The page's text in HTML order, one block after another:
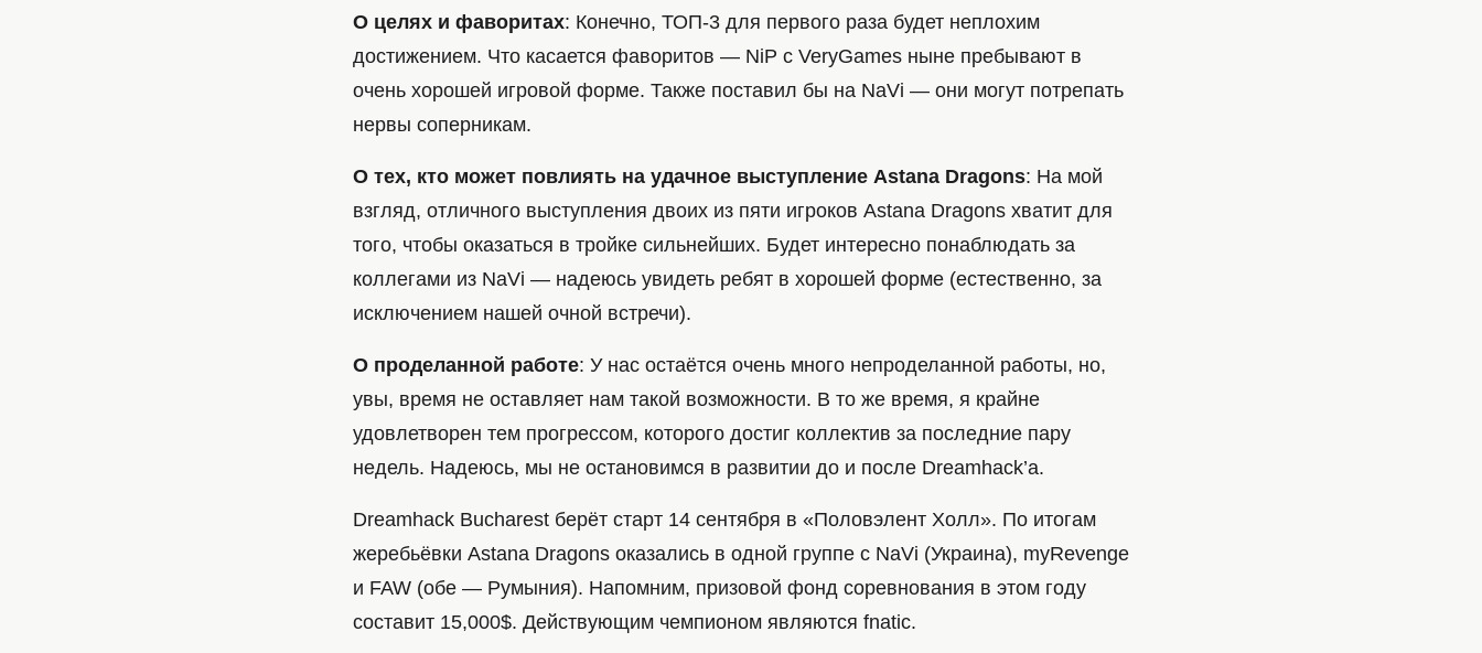
О целях и фаворитах: Конечно, ТОП-3 для первого раза будет неплохим
достижением. Что касается фаворитов — NiP с VeryGames ныне пребывают в
очень хорошей игровой форме. Также поставил бы на NaVi — они могут потрепать
нервы соперникам.
О тех, кто может повлиять на удачное выступление Astana Dragons: На мой
взгляд, отличного выступления двоих из пяти игроков Astana Dragons хватит для
того, чтобы оказаться в тройке сильнейших. Будет интересно понаблюдать за
коллегами из NaVi — надеюсь увидеть ребят в хорошей форме (естественно, за
исключением нашей очной встречи).
О проделанной работе: У нас остаётся очень много непроделанной работы, но,
увы, время не оставляет нам такой возможности. В то же время, я крайне
удовлетворен тем прогрессом, которого достиг коллектив за последние пару
недель. Надеюсь, мы не остановимся в развитии до и после Dreamhack’а.
Dreamhack Bucharest берёт старт 14 сентября в «Половэлент Холл». По итогам
жеребьёвки Astana Dragons оказались в одной группе с NaVi (Украина), myRevenge
и FAW (обе — Румыния). Напомним, призовой фонд соревнования в этом году
составит 15,000$. Действующим чемпионом являются fnatic.